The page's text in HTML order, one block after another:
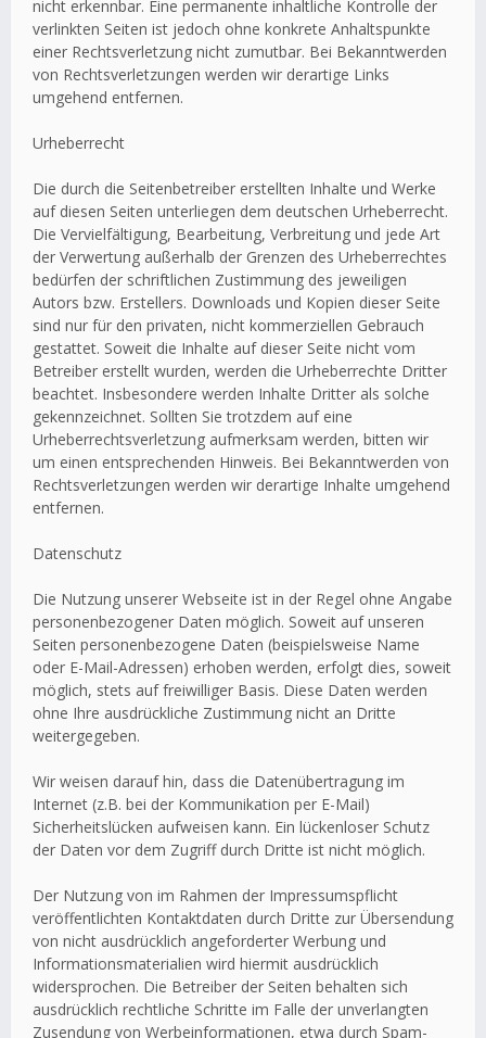
nicht erkennbar. Eine permanente inhaltliche Kontrolle der
verlinkten Seiten ist jedoch ohne konkrete Anhaltspunkte
einer Rechtsverletzung nicht zumutbar. Bei Bekanntwerden
von Rechtsverletzungen werden wir derartige Links
umgehend entfernen.
Urheberrecht
Die durch die Seitenbetreiber erstellten Inhalte und Werke
auf diesen Seiten unterliegen dem deutschen Urheberrecht.
Die Vervielfältigung, Bearbeitung, Verbreitung und jede Art
der Verwertung außerhalb der Grenzen des Urheberrechtes
bedürfen der schriftlichen Zustimmung des jeweiligen
Autors bzw. Erstellers. Downloads und Kopien dieser Seite
sind nur für den privaten, nicht kommerziellen Gebrauch
gestattet. Soweit die Inhalte auf dieser Seite nicht vom
Betreiber erstellt wurden, werden die Urheberrechte Dritter
beachtet. Insbesondere werden Inhalte Dritter als solche
gekennzeichnet. Sollten Sie trotzdem auf eine
Urheberrechtsverletzung aufmerksam werden, bitten wir
um einen entsprechenden Hinweis. Bei Bekanntwerden von
Rechtsverletzungen werden wir derartige Inhalte umgehend
entfernen.
Datenschutz
Die Nutzung unserer Webseite ist in der Regel ohne Angabe
personenbezogener Daten möglich. Soweit auf unseren
Seiten personenbezogene Daten (beispielsweise Name
oder E-Mail-Adressen) erhoben werden, erfolgt dies, soweit
möglich, stets auf freiwilliger Basis. Diese Daten werden
ohne Ihre ausdrückliche Zustimmung nicht an Dritte
weitergegeben.
Wir weisen darauf hin, dass die Datenübertragung im
Internet (z.B. bei der Kommunikation per E-Mail)
Sicherheitslücken aufweisen kann. Ein lückenloser Schutz
der Daten vor dem Zugriff durch Dritte ist nicht möglich.
Der Nutzung von im Rahmen der Impressumspflicht
veröffentlichten Kontaktdaten durch Dritte zur Übersendung
von nicht ausdrücklich angeforderter Werbung und
Informationsmaterialien wird hiermit ausdrücklich
widersprochen. Die Betreiber der Seiten behalten sich
ausdrücklich rechtliche Schritte im Falle der unverlangten
Zusendung von Werbeinformationen, etwa durch Spam-